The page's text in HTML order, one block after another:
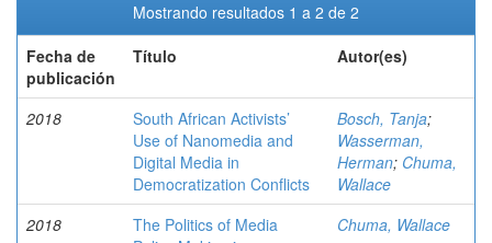
Mostrando resultados 1 a 2 de 2
Fecha de
publicación
Título Autor(es)
2018
South African Activists’
Use of Nanomedia and
Digital Media in
Democratization Conflicts
Bosch, Tanja;
Wasserman,
Herman; Chuma,
Wallace
2018
The Politics of Media
Chuma, Wallace